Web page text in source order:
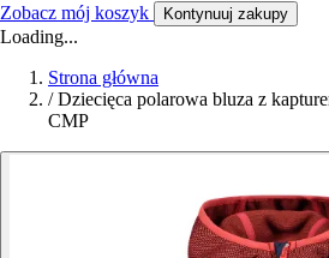
Zobacz mój koszyk Kontynuuj zakupy
Loading...
Strona główna
/ Dziecięca polarowa bluza z
CMP